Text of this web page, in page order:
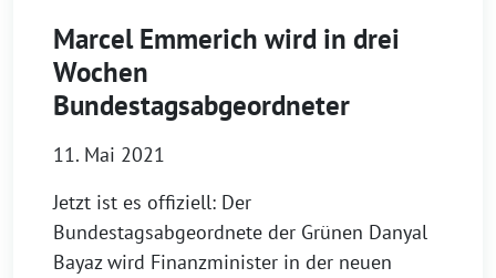
Marcel Emmerich wird in drei
Wochen
Bundestagsabgeordneter
11. Mai 2021
Jetzt ist es offiziell: Der
Bundestagsabgeordnete der Grünen Danyal
Bayaz wird Finanzminister in der neuen